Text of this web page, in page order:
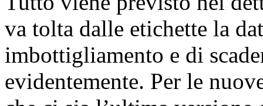
va tolta dalle etichette la
imbottigliamento e di
evidentemente. Per le